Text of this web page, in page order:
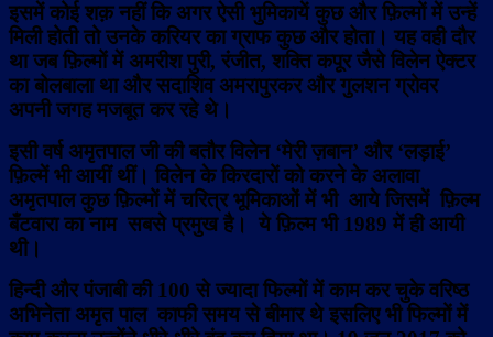
इसमें कोई शक़ नहीं कि अगर ऐसी भुमिकायें कुछ और फ़िल्मों में उन्हें
मिली होती तो उनके करियर का ग्राफ कुछ और होता। यह वही दौर
था जब फ़िल्मों में अमरीश पुरी, रंजीत, शक्ति कपूर जैसे विलेन ऐक्टर
का बोलबाला था और सदाशिव अमरापुरकर और गुलशन ग्रोवर
अपनी जगह मजबूत कर रहे थे।
इसी वर्ष अमृतपाल जी की बतौर विलेन ‘मेरी ज़बान’ और ‘लड़ाई’
फ़िल्में भी आयीं थीं। विलेन के किरदारों को करने के अलावा
अमृतपाल कुछ फ़िल्मों में चरित्र भूमिकाओं में भी आये जिसमें फ़िल्म
बँटवारा का नाम सबसे प्रमुख है। ये फ़िल्म भी 1989 में ही आयी
थी।
हिन्दी और पंजाबी की 100 से ज्यादा फिल्मों में काम कर चुके वरिष्ठ
अभिनेता अमृत पाल काफी समय से बीमार थे इसलिए भी फिल्मों में